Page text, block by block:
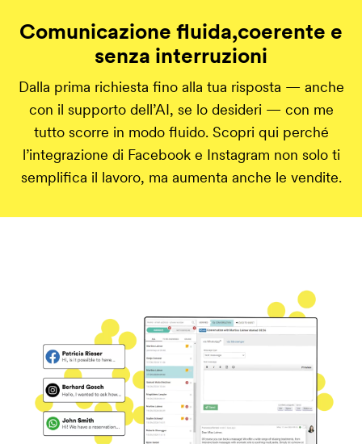
Comunicazione fluida,coerente e
senza interruzioni
Dalla prima richiesta fino alla tua risposta — anche
con il supporto dell’AI, se lo desideri — con me
tutto scorre in modo fluido. Scopri qui perché
l’integrazione di Facebook e Instagram non solo ti
semplifica il lavoro, ma aumenta anche le vendite.